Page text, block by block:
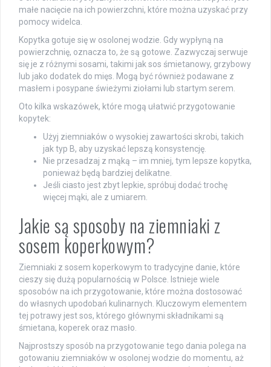
małe nacięcie na ich powierzchni, które można uzyskać przy
pomocy widelca.
Kopytka gotuje się w osolonej wodzie. Gdy wypłyną na
powierzchnię, oznacza to, że są gotowe. Zazwyczaj serwuje
się je z różnymi sosami, takimi jak sos śmietanowy, grzybowy
lub jako dodatek do mięs. Mogą być również podawane z
masłem i posypane świeżymi ziołami lub startym serem.
Oto kilka wskazówek, które mogą ułatwić przygotowanie
kopytek:
Użyj ziemniaków o wysokiej zawartości skrobi, takich
jak typ B, aby uzyskać lepszą konsystencję.
Nie przesadzaj z mąką – im mniej, tym lepsze kopytka,
ponieważ będą bardziej delikatne.
Jeśli ciasto jest zbyt lepkie, spróbuj dodać trochę
więcej mąki, ale z umiarem.
Jakie są sposoby na ziemniaki z
sosem koperkowym?
Ziemniaki z sosem koperkowym to tradycyjne danie, które
cieszy się dużą popularnością w Polsce. Istnieje wiele
sposobów na ich przygotowanie, które można dostosować
do własnych upodobań kulinarnych. Kluczowym elementem
tej potrawy jest sos, którego głównymi składnikami są
śmietana, koperek oraz masło.
Najprostszy sposób na przygotowanie tego dania polega na
gotowaniu ziemniaków w osolonej wodzie do momentu, aż